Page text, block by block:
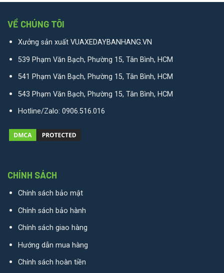
VỀ CHÚNG TÔI
Xưởng sản xuất VUAXEDAYBANHANG.VN
539 Phạm Văn Bạch, Phường 15, Tân Bình, HCM
541 Phạm Văn Bạch, Phường 15, Tân Bình, HCM
543 Phạm Văn Bạch, Phường 15, Tân Bình, HCM
Hotline/Zalo: 0906.516.016
CHÍNH SÁCH
Chính sách bảo mật
Chính sách bảo hành
Chính sách giao hàng
Hướng dẫn mua hàng
Chính sách hoàn tiền